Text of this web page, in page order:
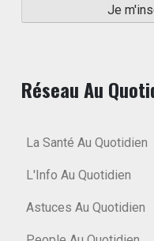
Réseau Au
La Santé Au Quotidien
L'Info Au Quotidien
Astuces Au Quotidien